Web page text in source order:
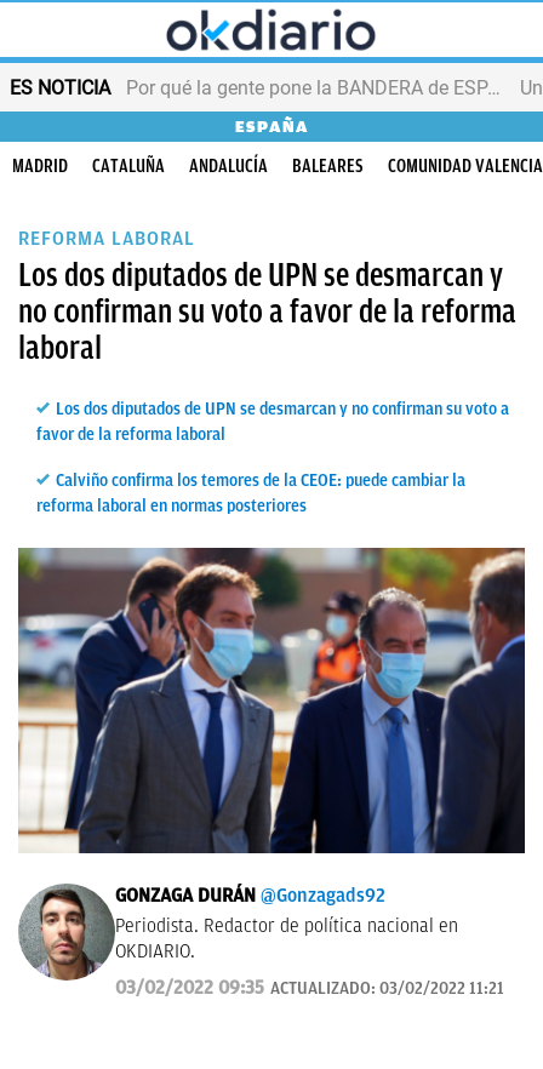
ES NOTICIA Por qué la gente pone la BANDERA de ESPAÑA en el balcón
ESPAÑA
MADRID CATALUÑA ANDALUCÍA BALEARES COMUNIDAD
REFORMA LABORAL
Los dos diputados de UPN se desmarcan y
no confirman su voto a favor de la reforma
laboral
Los dos diputados de UPN se desmarcan y no confirman su voto a
favor de la reforma laboral
Calviño confirma los temores de la CEOE: puede cambiar la
reforma laboral en normas posteriores
GONZAGA DURÁN @Gonzagads92
Periodista. Redactor de política nacional en
OKDIARIO.
03/02/2022 09:35 ACTUALIZADO: 03/02/2022 11:21